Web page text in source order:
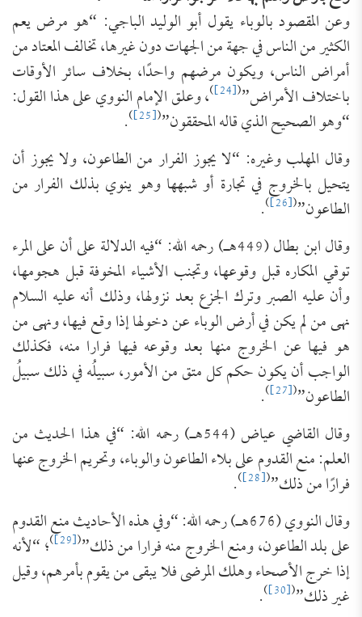
وعن المقصود بالوباء يقول أبو الوليد الباجي: “هو مرض يعم
الكثير من الناس في جهة من الجهات دون غيرها، تخالف المعتاد من
أمراض الناس، ويكون مرضهم واحدًا، بخلاف سائر الأوقات
باختلاف الأمراض”(
[24]
)، وعلق الإمام النووي على هذا القول:
“وهو الصحيح الذي قاله المحققون”(
[25]
)
.
وقال المهلب وغيره: “لا يجوز الفرار من الطاعون، ولا يجوز أن
يتحيل بالخروج في تجارة أو شبهها وهو ينوي بذلك الفرار من
الطاعون”(
[26]
)
.
وقال ابن بطال (449هـ) رحمه الله: “فيه الدلالة على أن على المرء
توقي المكاره قبل وقوعها، وتجنب الأشياء المخوفة قبل هجومها،
وأن عليه الصبر وترك الجزع بعد نزولها، وذلك أنه عليه السلام
نهى من لم يكن في أرض الوباء عن دخولها إذا وقع فيها، ونهى من
هو فيها عن الخروج منها بعد وقوعه فيها فرارا منه، فكذلك
الواجب أن يكون حكم كل متق من الأمور، سبيلُه في ذلك سبيلُ
الطاعون”(
[27]
)
.
وقال القاضي عياض (544هـ) رحمه الله: “في هذا الحديث من
العلم: منع القدوم على بلاء الطاعون والوباء، وتحريم الخروج عنها
فرارًا من ذلك”(
[28]
)
.
وقال النووي (676هـ) رحمه الله: “وفي هذه الأحاديث منع القدوم
على بلد الطاعون، ومنع الخروج منه فرارا من ذلك”(
[29]
)؛ “لأنه
إذا خرج الأصحاء وهلك المرضى فلا يبقى من يقوم بأمرهم، وقيل
غير ذلك”(
[30]
)
.